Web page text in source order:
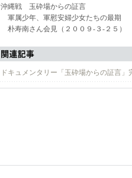
沖縄戦 玉砕場からの証言
軍属少年、軍慰安婦少女たちの最期
朴寿南さん会見（２００９‐３‐２５）
ドキュメンタリー「玉砕場からの証言」